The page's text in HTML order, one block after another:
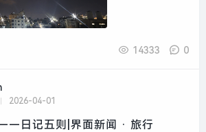
14333 0
2026-04-01
日记五则|界面新闻 · 旅行